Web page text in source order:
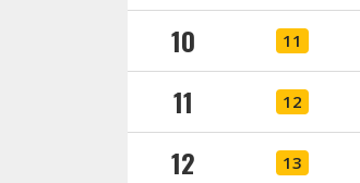
10 11
11 12
12 13